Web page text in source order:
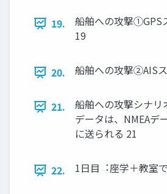
19.
船舶への攻撃①GPS
19
20. 船舶への攻撃②AIS
21.
船舶への攻撃シナ
データは、NMEAデ
に送られる 21
22. 1日目︓座学＋教室